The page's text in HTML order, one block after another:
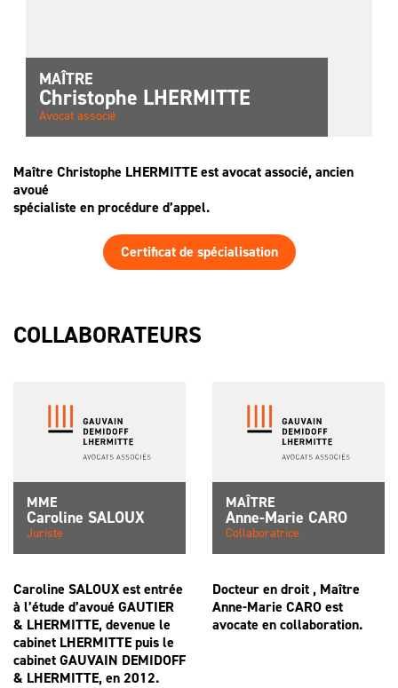
MAÎTRE
Christophe LHERMITTE
Avocat associé
Maître Christophe LHERMITTE est avocat associé, ancien
avoué
spécialiste en procédure d’appel.
Certificat de spécialisation
COLLABORATEURS
MME
Caroline SALOUX
Juriste
Caroline SALOUX est entrée
à l’étude d’avoué GAUTIER
& LHERMITTE, devenue le
cabinet LHERMITTE puis le
cabinet GAUVAIN DEMIDOFF
& LHERMITTE, en 2012.
MAÎTRE
Anne-Marie CARO
Collaboratrice
Docteur en droit , Maître
Anne-Marie CARO est
avocate en collaboration.